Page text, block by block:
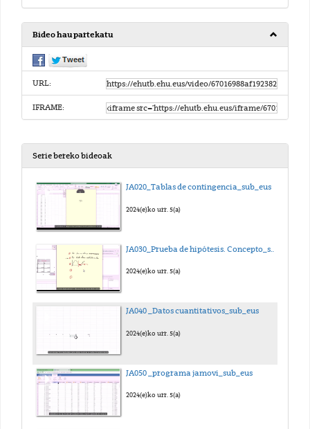
Bideo hau partekatu
URL:
IFRAME:
Serie bereko bideoak
JA020_Tablas de contingencia_sub_eus
2024(e)ko urr. 5(a)
2024(e)ko urr. 5(a)
JA040 _Datos cuantitativos_sub_eus
2024(e)ko urr. 5(a)
JA050 _programa jamovi_sub_eus
2024(e)ko urr. 5(a)